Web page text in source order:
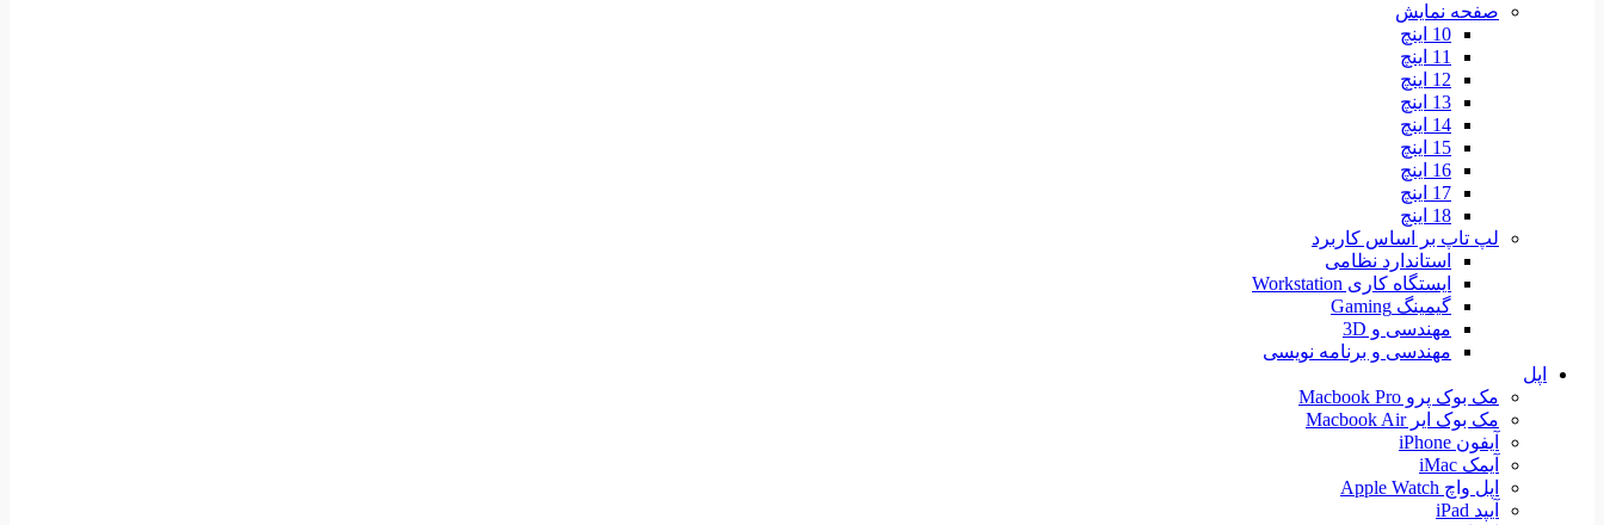
صفحه نمایش
10 اینچ
11 اینچ
12 اینچ
13 اینچ
14 اینچ
15 اینچ
16 اینچ
17 اینچ
18 اینچ
لپ تاپ بر اساس کاربرد
استاندارد نظامی
ایستگاه کاری Workstation
گیمینگ Gaming
مهندسی و 3D
مهندسی و برنامه نویسی
اپل
مک بوک پرو Macbook Pro
مک بوک ایر Macbook Air
آیفون iPhone
آیمک iMac
اپل واچ Apple Watch
آیپد iPad